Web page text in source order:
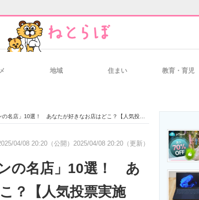
経営リーダーのコミュニティ
IT製品の技術・比較・事例 製造業のIT導入・活用を支援
地域 住まい 教育・育児
名店」10選！ あなたが好きなお店はどこ？【人気投票実施中】
04/08 20:20（公開） 2025/04/08 20:20（更新）
の名店」10選！ あ
？【人気投票実施